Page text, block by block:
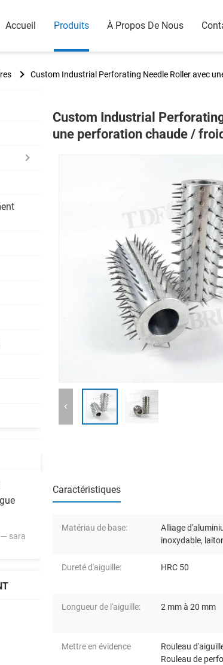
Accueil Produits À Propos De Nous
Custom Industrial Perforating Needle Roller avec
sara
Custom Industrial
une perforation chaude /
Caractéristiques
Matériau de base:
Alliage
inoxydable,
Dureté d'aiguille: HRC 50
Longueur de l'aiguille: 2 mm à 20 mm
Mettre en évidence Rouleau
Rouleau de